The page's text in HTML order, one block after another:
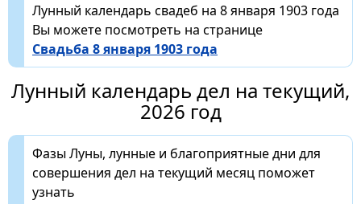
Лунный календарь свадеб на 8 января 1903 года
Вы можете посмотреть на странице
Свадьба 8 января 1903 года
Лунный календарь дел на текущий,
2026 год
Фазы Луны, лунные и благоприятные дни для
совершения дел на текущий месяц поможет
узнать